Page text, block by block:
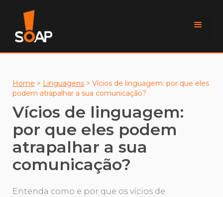
Home > Linguagens > Vícios de linguagem: por que eles
podem atrapalhar a sua comunicação?
Vícios de linguagem:
por que eles podem
atrapalhar a sua
comunicação?
Entenda como e por que os vícios de